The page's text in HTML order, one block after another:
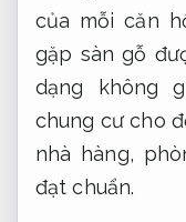
của mỗi căn
gặp sàn gỗ
dạng không
chung cư cho
nhà hàng,
đạt chuẩn.